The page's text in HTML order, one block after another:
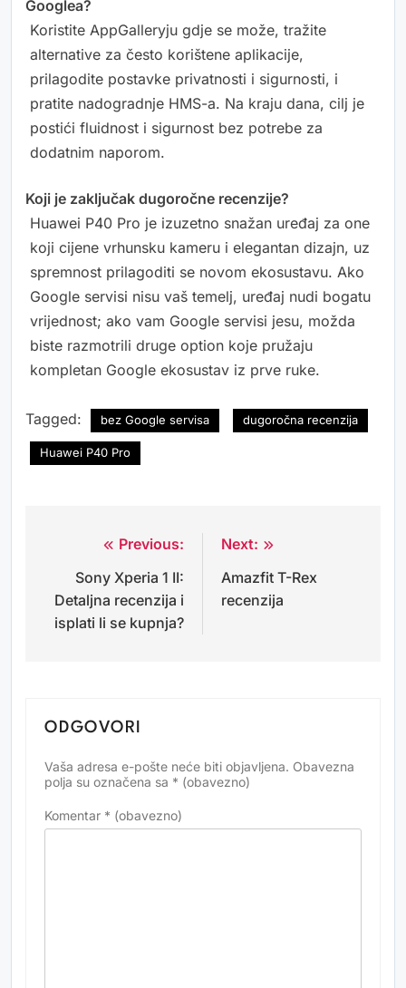
Googlea?
Koristite AppGalleryju gdje se može, tražite
alternative za često korištene aplikacije,
prilagodite postavke privatnosti i sigurnosti, i
pratite nadogradnje HMS-a. Na kraju dana, cilj je
postići fluidnost i sigurnost bez potrebe za
dodatnim naporom.
Koji je zaključak dugoročne recenzije?
Huawei P40 Pro je izuzetno snažan uređaj za one
koji cijene vrhunsku kameru i elegantan dizajn, uz
spremnost prilagoditi se novom ekosustavu. Ako
Google servisi nisu vaš temelj, uređaj nudi bogatu
vrijednost; ako vam Google servisi jesu, možda
biste razmotrili druge option koje pružaju
kompletan Google ekosustav iz prve ruke.
Tagged: bez Google servisa dugoročna recenzija
Huawei P40 Pro
Navigacija
objava
Previous:
Sony Xperia 1 II:
Detaljna recenzija i
isplati li se kupnja?
Next:
Amazfit T-Rex
recenzija
ODGOVORI
Vaša adresa e-pošte neće biti objavljena. Obavezna
polja su označena sa * (obavezno)
Komentar * (obavezno)
Alternative: